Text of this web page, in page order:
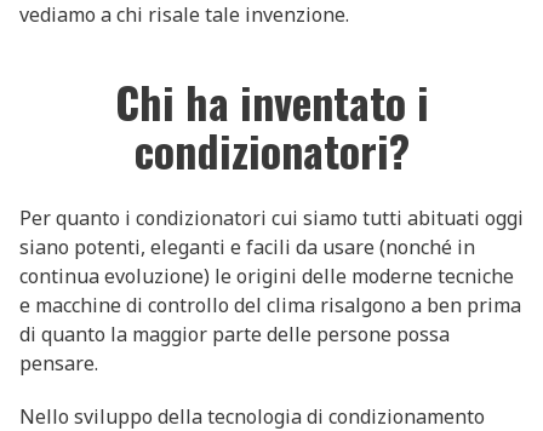
vediamo a chi risale tale invenzione.
Chi ha inventato i
condizionatori?
Per quanto i condizionatori cui siamo tutti abituati oggi
siano potenti, eleganti e facili da usare (nonché in
continua evoluzione) le origini delle moderne tecniche
e macchine di controllo del clima risalgono a ben prima
di quanto la maggior parte delle persone possa
pensare.
Nello sviluppo della tecnologia di condizionamento